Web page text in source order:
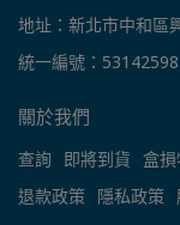
地址：新北市中和區
統一編號：53142598
關於我們
查詢 即將到貨 盒
退款政策 隱私政策